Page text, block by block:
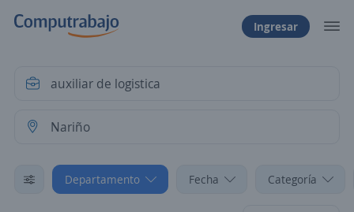
Ingresar
Departamento Fecha Categoría